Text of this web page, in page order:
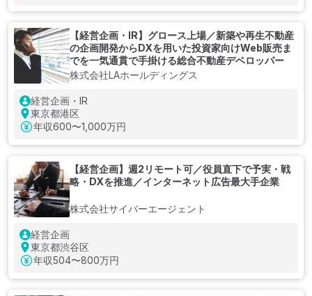
【経営企画・IR】グロース上場／新築や再生不動産
の企画開発からDXを用いた投資家向けWeb販売ま
でを一気通貫で手掛ける総合不動産デベロッパー
株式会社LAホールディングス
経営企画・IR
東京都港区
年収600〜1,000万円
【経営企画】週2リモート可／役員直下で予実・戦
略・DXを推進／インターネット広告最大手企業
株式会社サイバーエージェント
経営企画
東京都渋谷区
年収504〜800万円